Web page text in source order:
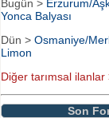
Bugün > Erzurum/
Yonca Balyası
Dün > Osmaniye/
Limon
Diğer tarımsal ilanlar
Son